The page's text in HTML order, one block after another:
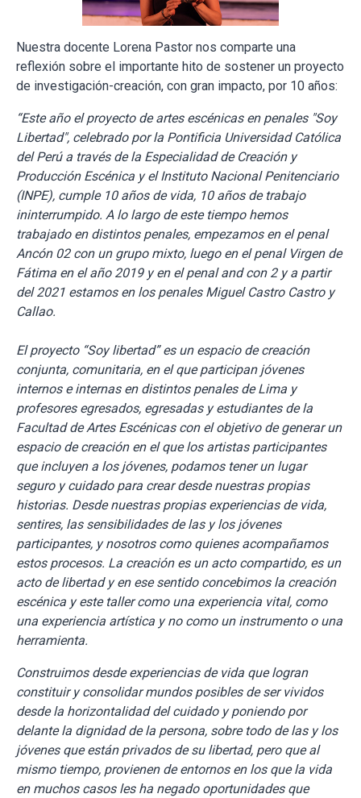
Nuestra docente Lorena Pastor nos comparte una
reflexión sobre el importante hito de sostener un proyecto
de investigación-creación, con gran impacto, por 10 años:
“Este año el proyecto de artes escénicas en penales "Soy
Libertad", celebrado por la Pontificia Universidad Católica
del Perú a través de la Especialidad de Creación y
Producción Escénica y el Instituto Nacional Penitenciario
(INPE), cumple 10 años de vida, 10 años de trabajo
ininterrumpido. A lo largo de este tiempo hemos
trabajado en distintos penales, empezamos en el penal
Ancón 02 con un grupo mixto, luego en el penal Virgen de
Fátima en el año 2019 y en el penal and con 2 y a partir
del 2021 estamos en los penales Miguel Castro Castro y
Callao.
El proyecto “Soy libertad” es un espacio de creación
conjunta, comunitaria, en el que participan jóvenes
internos e internas en distintos penales de Lima y
profesores egresados, egresadas y estudiantes de la
Facultad de Artes Escénicas con el objetivo de generar un
espacio de creación en el que los artistas participantes
que incluyen a los jóvenes, podamos tener un lugar
seguro y cuidado para crear desde nuestras propias
historias. Desde nuestras propias experiencias de vida,
sentires, las sensibilidades de las y los jóvenes
participantes, y nosotros como quienes acompañamos
estos procesos. La creación es un acto compartido, es un
acto de libertad y en ese sentido concebimos la creación
escénica y este taller como una experiencia vital, como
una experiencia artística y no como un instrumento o una
herramienta.
Construimos desde experiencias de vida que logran
constituir y consolidar mundos posibles de ser vividos
desde la horizontalidad del cuidado y poniendo por
delante la dignidad de la persona, sobre todo de las y los
jóvenes que están privados de su libertad, pero que al
mismo tiempo, provienen de entornos en los que la vida
en muchos casos les ha negado oportunidades que